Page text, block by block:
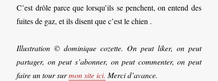
C’est drôle parce que lorsqu’ils se penchent, on entend des
fuites de gaz, et ils disent que c’est le chien .
Illustration © dominique cozette. On peut liker, on peut
partager, on peut s’abonner, on peut commenter, on peut
faire un tour surmon site ici. Merci d’avance.